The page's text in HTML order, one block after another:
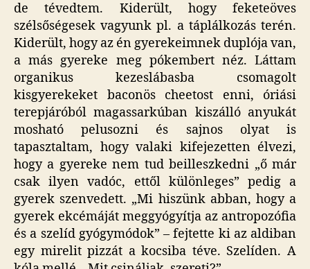
de tévedtem. Kiderült, hogy feketeöves
szélsőségesek vagyunk pl. a táplálkozás terén.
Kiderült, hogy az én gyerekeimnek duplója van,
a más gyereke meg pókembert néz. Láttam
organikus kezeslábasba csomagolt
kisgyerekeket baconös cheetost enni, óriási
terepjáróból magassarkúban kiszálló anyukát
mosható pelusozni és sajnos olyat is
tapasztaltam, hogy valaki kifejezetten élvezi,
hogy a gyereke nem tud beilleszkedni „ő már
csak ilyen vadóc, ettől különleges” pedig a
gyerek szenvedett. „Mi hiszünk abban, hogy a
gyerek ekcémáját meggyógyítja az antropozófia
és a szelíd gyógymódok” – fejtette ki az aldiban
egy mirelit pizzát a kocsiba téve. Szelíden. A